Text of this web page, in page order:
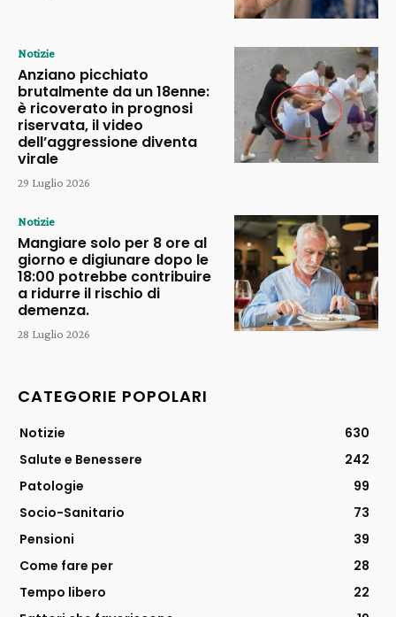
Notizie
Anziano picchiato
brutalmente da un 18enne:
è ricoverato in prognosi
riservata, il video
dell’aggressione diventa
virale
29 Luglio 2026
Notizie
Mangiare solo per 8 ore al
giorno e digiunare dopo le
18:00 potrebbe contribuire
a ridurre il rischio di
demenza.
28 Luglio 2026
CATEGORIE POPOLARI
Notizie
630
Salute e Benessere
242
Patologie
99
Socio-Sanitario
73
Pensioni
39
Come fare per
28
Tempo libero
22